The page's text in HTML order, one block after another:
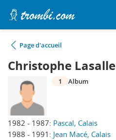
Page d'accueil
Christophe Lasalle
1982 - 1987: Pascal, Calais
1988 - 1991: Jean Macé, Calais
1 Album